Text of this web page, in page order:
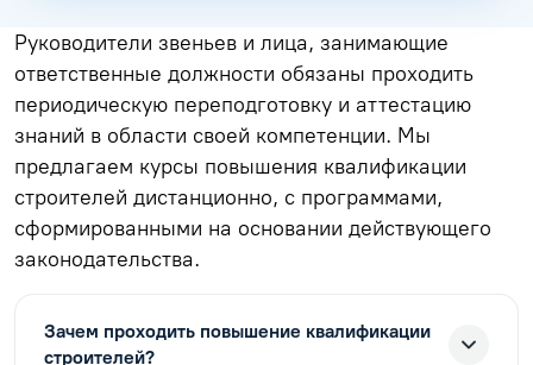
Руководители звеньев и лица, занимающие
ответственные должности обязаны проходить
периодическую переподготовку и аттестацию
знаний в области своей компетенции. Мы
предлагаем курсы повышения квалификации
строителей дистанционно, с программами,
сформированными на основании действующего
законодательства.
Зачем проходить повышение квалификации
строителей?